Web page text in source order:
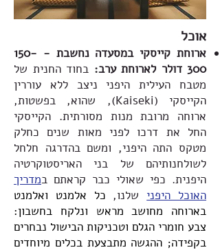
אוכל
ארוחת קייסקי במסעדה נחשבת - 150-
300 דולר לארוחת ערב:
בחוד החנית של
מטבח העילית היפני ניצב ללא עוררין
הקייסקי (Kaiseki), שהוא, בפשטות,
ארוחה מרובת מנות מסורתית. הקייסקי
החל את דרכו לפני מאות שנים כחלק
מטקס התה היפני, ומשם בהדרגה חלחל
לשולחנותיהם של בני האריסטוקרטיה
היפנית. כפי שאולי כבר קראתם במדריך
האוכל היפני שלנו, כל אלמנט ואלמנט
בארוחה מחושב מראש ונלקח בחשבון:
צבע חומרי הגלם וטכניקות הבישול נבחרים
בקפידה; ההגשה מתבצעת בכלים מיוחדים